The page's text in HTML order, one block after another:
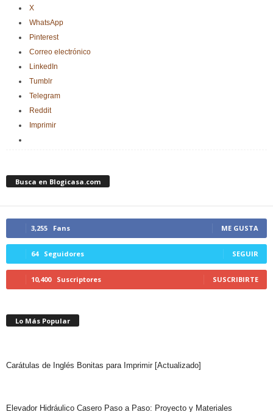
X
WhatsApp
Pinterest
Correo electrónico
LinkedIn
Tumblr
Telegram
Reddit
Imprimir
Busca en Blogicasa.com
3,255 Fans ME GUSTA
64 Seguidores SEGUIR
10,400 Suscriptores SUSCRIBIRTE
Lo Más Popular
Carátulas de Inglés Bonitas para Imprimir [Actualizado]
Elevador Hidráulico Casero Paso a Paso: Proyecto y Materiales